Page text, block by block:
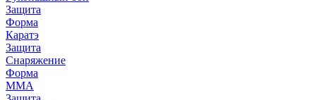
Защита
Форма
Каратэ
Защита
Снаряжение
Форма
ММА